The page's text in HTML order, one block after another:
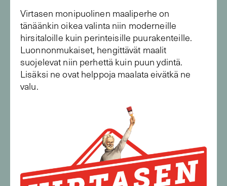
Virtasen monipuolinen maaliperhe on
tänäänkin oikea valinta niin moderneille
hirsitaloille kuin perinteisille puurakenteille.
Luonnonmukaiset, hengittävät maalit
suojelevat niin perhettä kuin puun ydintä.
Lisäksi ne ovat helppoja maalata eivätkä ne
valu.